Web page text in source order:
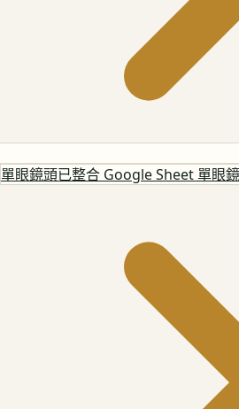
單眼鏡頭已整合 Google Sheet 單眼